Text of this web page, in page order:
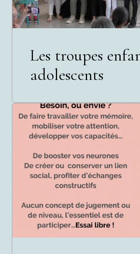
Les troupes
adolescents